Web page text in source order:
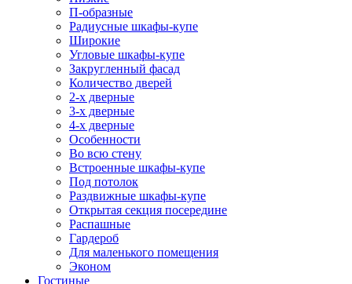
П-образные
Радиусные шкафы-купе
Широкие
Угловые шкафы-купе
Закругленный фасад
Количество дверей
2-х дверные
3-х дверные
4-х дверные
Особенности
Во всю стену
Встроенные шкафы-купе
Под потолок
Раздвижные шкафы-купе
Открытая секция посередине
Распашные
Гардероб
Для маленького помещения
Эконом
Гостиные